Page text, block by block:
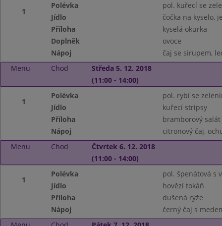
1
Polévka
pol. kuřecí se
Jídlo
čočka na kyselo,
Příloha
kyselá okurka
Doplněk
ovoce
Nápoj
čaj se sirupem,
Menu
Chod
Středa 5. 12. 2018
(11:00 - 14:00)
1
Polévka
pol. rybí se
Jídlo
kuřecí stripsy
Příloha
bramborový salát
Nápoj
citronový čaj,
Menu
Chod
Čtvrtek 6. 12. 2018
(11:00 - 14:00)
1
Polévka
pol. špenátová s
Jídlo
hovězí tokáň
Příloha
dušená rýže
Nápoj
černý čaj s